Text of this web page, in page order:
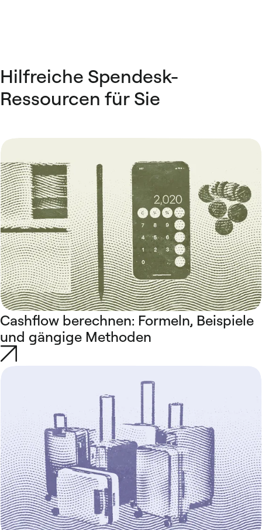
Hilfreiche Spendesk-
Ressourcen für Sie
Cashflow berechnen: Formeln, Beispiele
und gängige Methoden